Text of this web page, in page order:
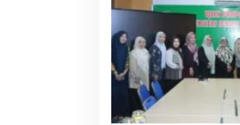
i
p
o
s